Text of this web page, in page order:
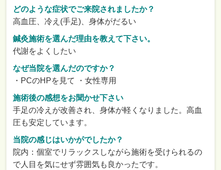
どのような症状でご来院されましたか？
高血圧、冷え(手足)、身体がだるい
鍼灸施術を選んだ理由を教えて下さい。
代謝をよくしたい
なぜ当院を選んだのですか？
・PCのHPを見て ・女性専用
施術後の感想をお聞かせ下さい
手足の冷えが改善され、身体が軽くなりました。高血
圧も安定しています。
当院の感じはいかがでしたか？
院内：個室でリラックスしながら施術を受けられるの
で人目を気にせず雰囲気も良かったです。